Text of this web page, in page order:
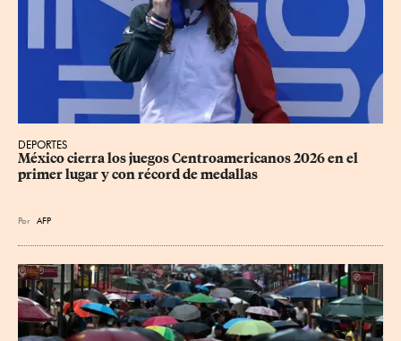
DEPORTES
México cierra los juegos Centroamericanos 2026 en el
primer lugar y con récord de medallas
Por AFP